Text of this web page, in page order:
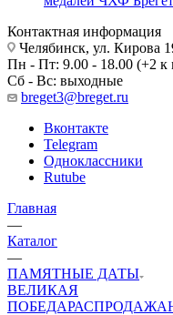
Контактная информация
Челябинск, ул. Кирова
Пн - Пт: 9.00 - 18.00 (+2 к
Сб - Вс: выходные
breget3@breget.ru
Вконтакте
Telegram
Одноклассники
Rutube
Главная
—
Каталог
—
ПАМЯТНЫЕ ДАТЫ
ВЕЛИКАЯ
ПОБЕДАРАСПРОДАЖА